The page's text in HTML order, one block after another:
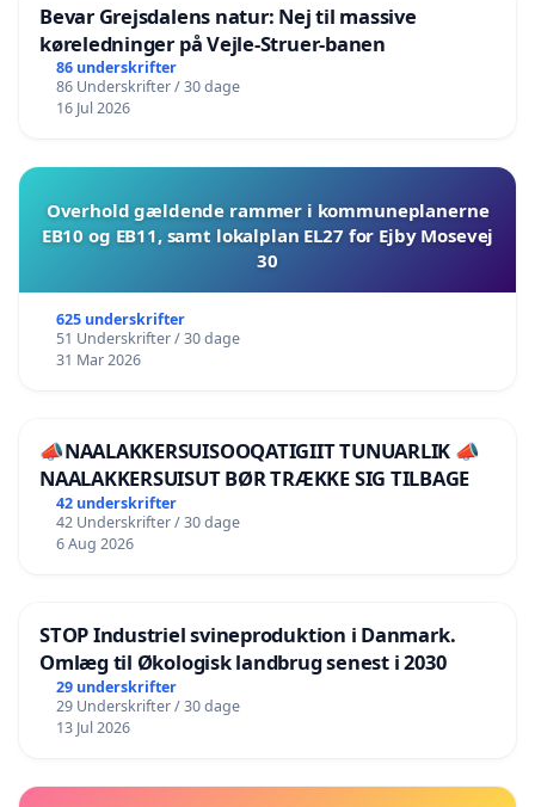
Bevar Grejsdalens natur: Nej til massive
køreledninger på Vejle-Struer-banen
86 underskrifter
86 Underskrifter / 30 dage
16 Jul 2026
Overhold gældende rammer i kommuneplanerne
EB10 og EB11, samt lokalplan EL27 for Ejby Mosevej
30
625 underskrifter
51 Underskrifter / 30 dage
31 Mar 2026
📣NAALAKKERSUISOOQATIGIIT TUNUARLIK 📣
NAALAKKERSUISUT BØR TRÆKKE SIG TILBAGE
42 underskrifter
42 Underskrifter / 30 dage
6 Aug 2026
STOP Industriel svineproduktion i Danmark.
Omlæg til Økologisk landbrug senest i 2030
29 underskrifter
29 Underskrifter / 30 dage
13 Jul 2026